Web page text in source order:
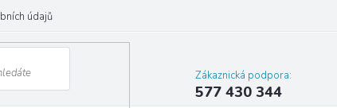
údajů
Zákaznická podpora:
577 430 344